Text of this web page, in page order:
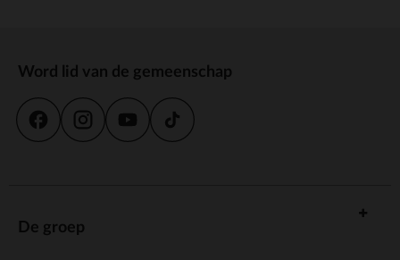
Word lid van de gemeenschap
De groep